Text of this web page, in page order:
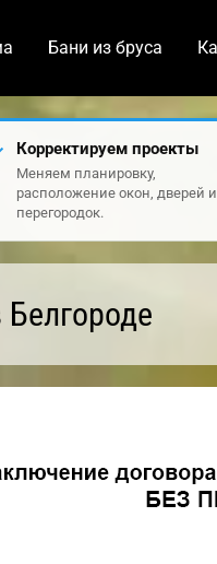
Бани из бруса
Корректируем проекты
Меняем планировку,
расположение окон, дверей и
перегородок.